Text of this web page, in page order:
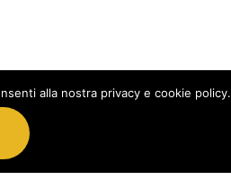
alla nostra privacy e cookie policy.